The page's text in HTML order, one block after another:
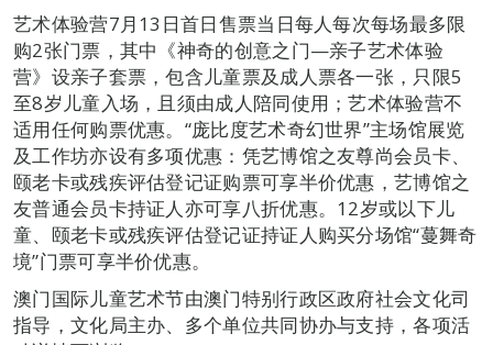
艺术体验营7月13日首日售票当日每人每次每场最多限
购2张门票，其中《神奇的创意之门—亲子艺术体验
营》设亲子套票，包含儿童票及成人票各一张，只限5
至8岁儿童入场，且须由成人陪同使用；艺术体验营不
适用任何购票优惠。“庞比度艺术奇幻世界”主场馆展览
及工作坊亦设有多项优惠：凭艺博馆之友尊尚会员卡、
颐老卡或残疾评估登记证购票可享半价优惠，艺博馆之
友普通会员卡持证人亦可享八折优惠。12岁或以下儿
童、颐老卡或残疾评估登记证持证人购买分场馆“蔓舞奇
境”门票可享半价优惠。
澳门国际儿童艺术节由澳门特别行政区政府社会文化司
指导，文化局主办、多个单位共同协办与支持，各项活